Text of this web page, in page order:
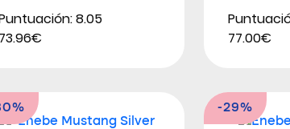
8.05
73.96€
77.00€
-29%